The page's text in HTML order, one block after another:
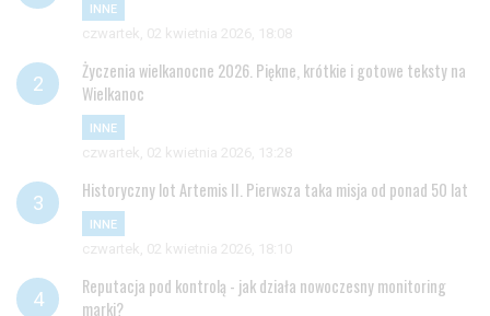
INNE
czwartek, 02 kwietnia 2026, 18:08
Życzenia wielkanocne 2026. Piękne, krótkie i gotowe teksty na
Wielkanoc
INNE
czwartek, 02 kwietnia 2026, 13:28
Historyczny lot Artemis II. Pierwsza taka misja od ponad 50 lat
INNE
czwartek, 02 kwietnia 2026, 18:10
Reputacja pod kontrolą - jak działa nowoczesny monitoring
marki?